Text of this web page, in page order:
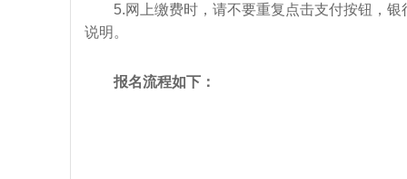
5.网上缴费时，请不要重复点击支付按钮，银
说明。
报名流程如下：